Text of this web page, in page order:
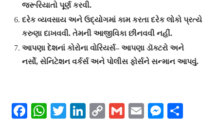
જરૂરિયાતો પૂર્ણ કરવી.
દરેક વ્યવસાય અને ઉદ્યોગમાં કામ કરતા દરેક લોકો પ્રત્યે
કરુણા દાખવવી. તેમની આજીવિકા છીનવવી નહીં.
આપણા દેશનાં કોરોના વોરિયર્સ– આપણા ડૉક્ટરો અને
નર્સો, સેનિટેશન વર્કર્સ અને પોલીસ ફોર્સને સન્માન આપવું.
Facebook
WhatsApp
TwitterLinkedIn
CopyGmailEmail